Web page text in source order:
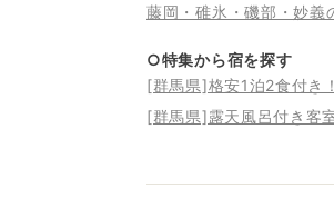
藤岡・碓氷・磯部・妙義
○特集から宿を探す
[群馬県]格安1泊2食付き
[群馬県]露天風呂付き客